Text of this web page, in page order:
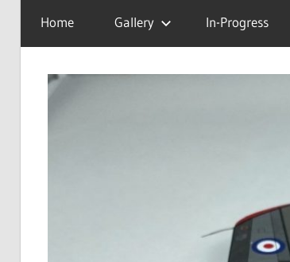
Home Gallery In-Progress